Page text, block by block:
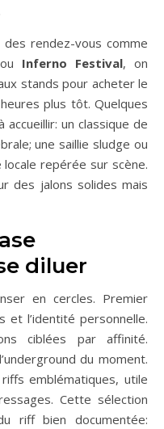
rendez-vous comme
ou Inferno Festival, on
stands pour acheter le
plus tôt. Quelques
un classique de
une saillie sludge ou
repérée sur scène.
des jalons solides mais
diluer
en cercles. Premier
et l’identité personnelle.
ciblées par affinité.
du moment.
emblématiques, utile
Cette sélection
riff bien documentée: